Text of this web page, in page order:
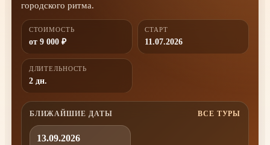
городского ритма.
СТОИМОСТЬ
от 9 000 ₽
СТАРТ
11.07.2026
ДЛИТЕЛЬНОСТЬ
2 дн.
БЛИЖАЙШИЕ ДАТЫ ВСЕ ТУРЫ
13.09.2026